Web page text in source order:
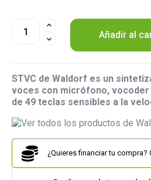
Añadir al
STVC de Waldorf es un
voces con micrófono,
de 49 teclas sensibles a la
¿Quieres financiar tu